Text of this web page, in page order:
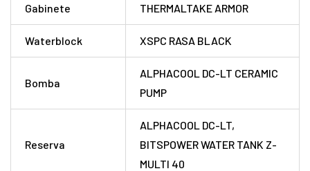
Gabinete THERMALTAKE ARMOR
Waterblock XSPC RASA BLACK
Bomba
ALPHACOOL DC-LT CERAMIC
PUMP
Reserva
ALPHACOOL DC-LT,
BITSPOWER WATER TANK Z-
MULTI 40